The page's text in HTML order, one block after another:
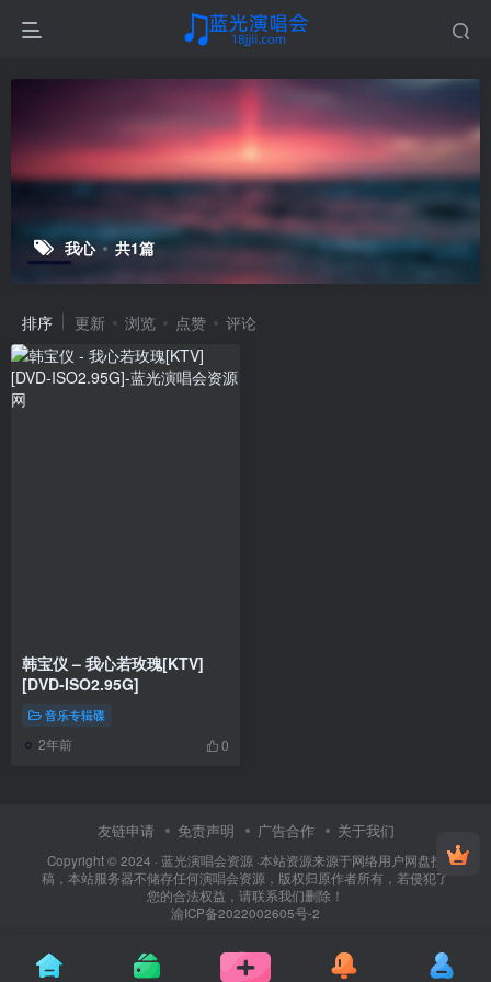
我心 共1篇
排序 更新 浏览 点赞 评论
韩宝仪 – 我心若玫瑰[KTV]
[DVD-ISO2.95G]
音乐专辑碟
2年前 0
友链申请 免责声明 广告合作 关于我们
Copyright © 2024 · 蓝光演唱会资源 ·本站资源来源于网络用户网盘投
稿，本站服务器不储存任何演唱会资源，版权归原作者所有，若侵犯了
您的合法权益，请联系我们删除！
渝ICP备2022002605号-2